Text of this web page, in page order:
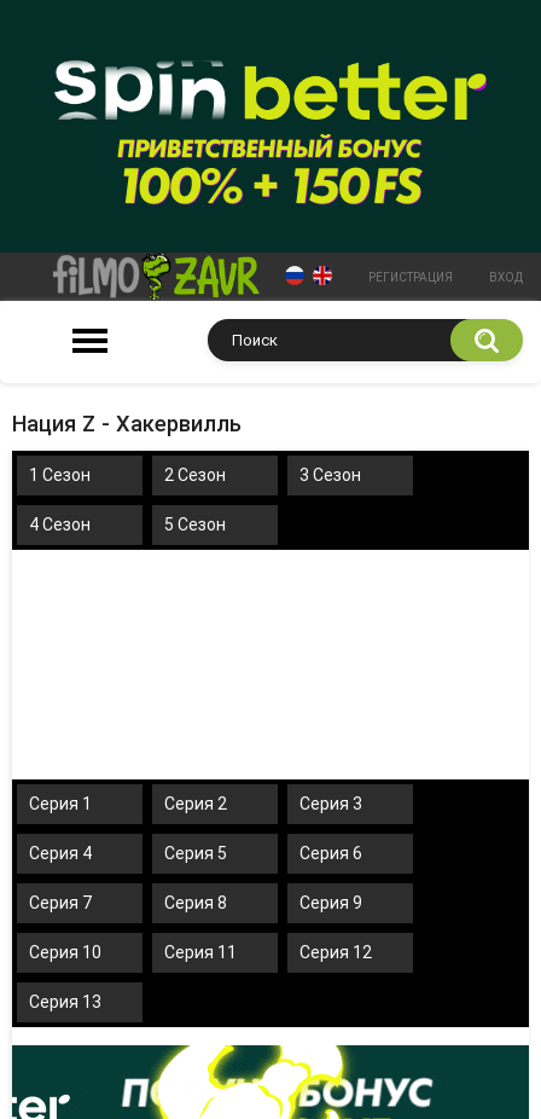
РЕГИСТРАЦИЯ ВХОД
Нация Z - Хакервилль
1 Сезон 2 Сезон 3 Сезон
4 Сезон 5 Сезон
Серия 1 Серия 2 Серия 3
Серия 4 Серия 5 Серия 6
Серия 7 Серия 8 Серия 9
Серия 10 Серия 11 Серия 12
Серия 13